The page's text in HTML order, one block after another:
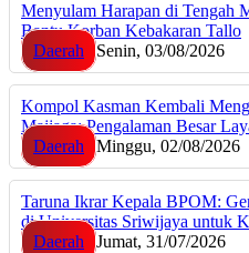
Menyulam Harapan di Tengah
Bantu Korban Kebakaran Tallo
Daerah
Senin, 03/08/2026
Kompol Kasman Kembali
Majjaga: Pengalaman Besar
Daerah
Minggu, 02/08/2026
Taruna Ikrar Kepala BPOM:
di Universitas Sriwijaya untuk
Daerah
Jumat, 31/07/2026